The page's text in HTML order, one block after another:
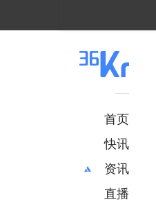
首页
快讯
资讯
推荐
直播